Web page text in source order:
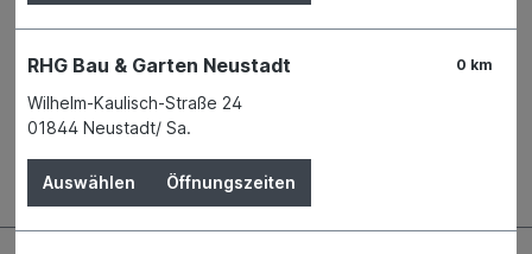
Telefon
+49 40 73118 - 0 0 km
RHG Bau & Garten Neustadt
Wilhelm-Kaulisch-Straße 24
01844 Neustadt/ Sa.
Auswählen Öffnungszeiten